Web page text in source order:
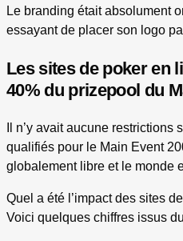
Le branding était absolument
essayant de placer son logo
Les sites de poker en
40% du prizepool du
Il n’y avait aucune
qualifiés pour le Main Event
globalement libre et le monde
Quel a été l’impact des sites
Voici quelques chiffres issus